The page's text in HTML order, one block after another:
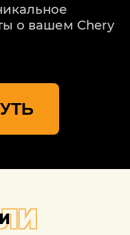
о вашем Chery
и
точного
детали.